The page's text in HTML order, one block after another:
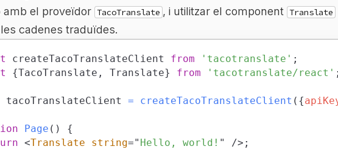
amb el proveïdor TacoTranslate , i utilitzar el component Translate
cadenes traduïdes.
createTacoTranslateClient from 'tacotranslate' ;
{TacoTranslate , Translate} from 'tacotranslate/react' ;
tacoTranslateClient = createTacoTranslateClient ( {
Page ( )
{
<Translate string=" Hello, world! " /> ;